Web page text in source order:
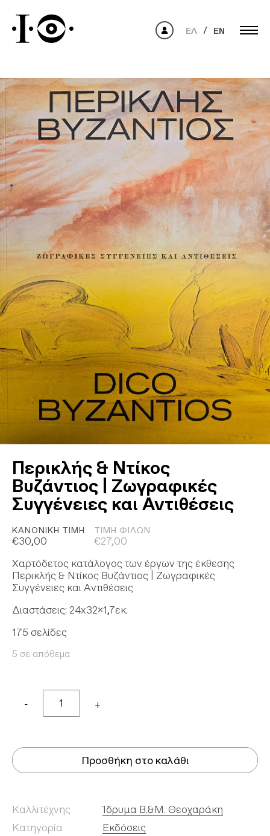
ΕΛ EN
Περικλής & Ντίκος
Βυζάντιος | Ζωγραφικές
Συγγένειες και Αντιθέσεις
ΚΑΝΟΝΙΚΉ ΤΙΜΉ
€30,00
ΤΙΜΉ ΦΊΛΩΝ
€27,00
Χαρτόδετος κατάλογος των έργων της έκθεσης
Περικλής & Ντίκος Βυζάντιος | Ζωγραφικές
Συγγένειες και Αντιθέσεις
Διαστάσεις: 24x32x1,7εκ.
175 σελίδες
5 σε απόθεμα
Προσθήκη στο καλάθι
Καλλιτέχνης
Ίδρυμα Β.&Μ. Θεοχαράκη
Κατηγορία
Εκδόσεις